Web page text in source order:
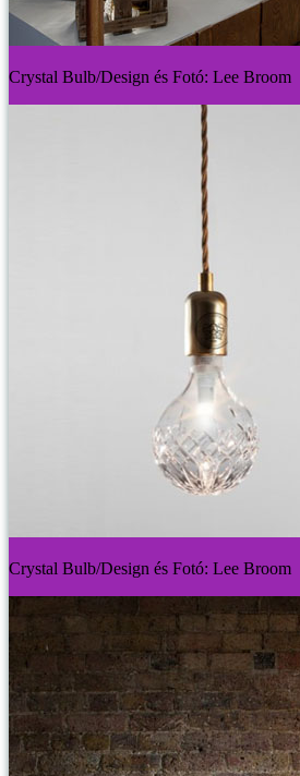
Crystal Bulb/Design és Fotó: Lee Broom
Crystal Bulb/Design és Fotó: Lee Broom